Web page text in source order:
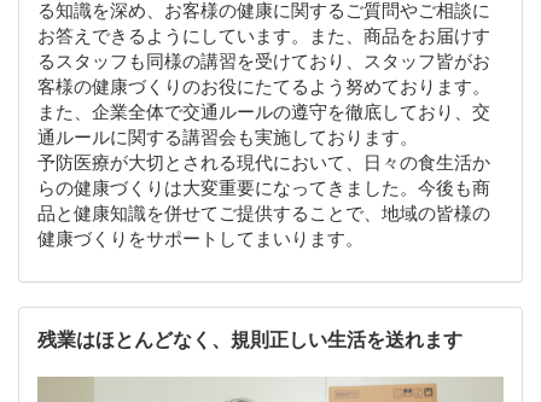
る知識を深め、お客様の健康に関するご質問やご相談に
お答えできるようにしています。また、商品をお届けす
るスタッフも同様の講習を受けており、スタッフ皆がお
客様の健康づくりのお役にたてるよう努めております。
また、企業全体で交通ルールの遵守を徹底しており、交
通ルールに関する講習会も実施しております。
予防医療が大切とされる現代において、日々の食生活か
らの健康づくりは大変重要になってきました。今後も商
品と健康知識を併せてご提供することで、地域の皆様の
健康づくりをサポートしてまいります。
残業はほとんどなく、規則正しい生活を送れます